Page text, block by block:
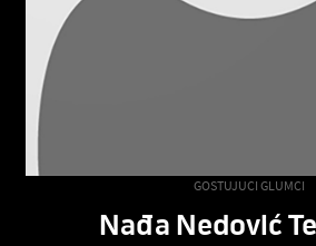
GOSTUJUCI GLUMCI
Nađa Nedović